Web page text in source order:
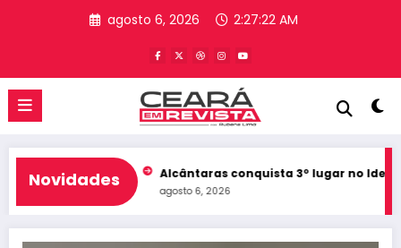
agosto 6, 2026 2:27:24 AM
Novidades
Alcântaras conquista 3º lugar no Ideb do Ceará e registra